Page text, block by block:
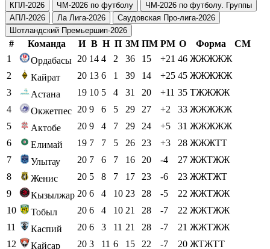
КПЛ-2026
ЧМ-2026 по футболу
ЧМ-2026 по футболу. Группы
АПЛ-2026
Ла Лига-2026
Саудовская Про-лига-2026
Шотландский Премьершип-2026
# Команда И В Н П ЗМ ПМ РМ О Форма
СМ
1
Ордабасы 20 14 4 2 36 15 +21 46 ЖЖЖЖЖ
2
Кайрат 20 13 6 1 39 14 +25 45 ЖЖЖЖЖ
3
Астана 19 10 5 4 31 20 +11 35 ТЖЖЖЖ
4
Окжетпес 20 9 6 5 29 27 +2 33 ЖЖЖЖЖ
5
Актобе 20 9 4 7 29 24 +5 31 ЖЖЖЖЖ
6
Елимай 19 7 7 5 26 23 +3 28 ЖЖЖТТ
7
Улытау 20 7 6 7 16 20 -4 27 ЖЖТЖЖ
8
Женис 20 5 8 7 17 23 -6 23 ЖЖТЖТ
9
Кызылжар 20 6 4 10 23 28 -5 22 ЖЖТЖЖ
10
Тобыл 20 6 4 10 21 28 -7 22 ЖЖТЖЖ
11
Каспий 20 6 3 11 21 28 -7 21 ЖЖТЖЖ
12
Кайсар 20 3 11 6 15 22 -7 20 ЖТЖТТ